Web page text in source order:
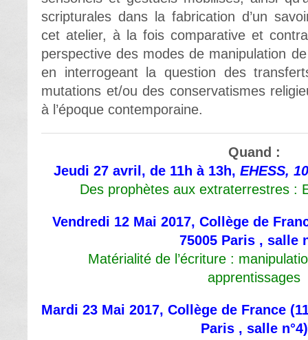
scripturales dans la fabrication d’un
cet atelier, à la fois comparative et
perspective des modes de manipulation
en interrogeant la question des
mutations et/ou des conservatismes
à l’époque contemporaine.
Quand :
Jeudi 27 avril, de 11h à 13h, EHESS,
Des prophètes aux extraterrestres :
Vendredi 12 Mai 2017, Collège de
75005 Paris , salle
Matérialité de l’écriture :
apprentissages
Mardi 23 Mai 2017, Collège de France
Paris , salle n°4)